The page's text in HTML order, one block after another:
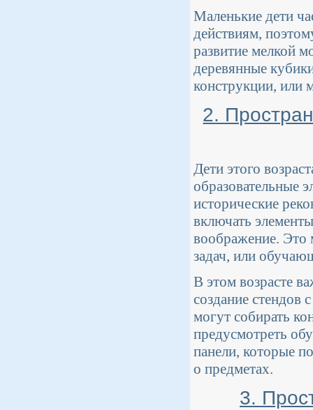
Маленькие дети
действиям,
развитие мелкой
деревянные
конструкции, или
2.
Дети этого
образовательные
исторические
включать
воображение. Это
задач, или
В этом возрасте
создание стендов
могут собирать
предусмотреть
панели, которые
о предметах.
3.